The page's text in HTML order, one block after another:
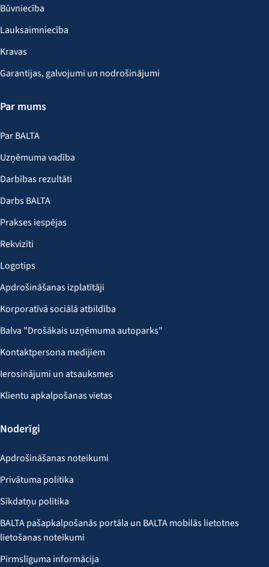
Būvniecība
Lauksaimniecība
Kravas
Garantijas, galvojumi un nodrošinājumi
Par mums
Par BALTA
Uzņēmuma vadība
Darbības rezultāti
Darbs BALTA
Prakses iespējas
Rekvizīti
Logotips
Apdrošināšanas izplatītāji
Korporatīvā sociālā atbildība
Balva "Drošākais uzņēmuma autoparks"
Kontaktpersona medijiem
Ierosinājumi un atsauksmes
Klientu apkalpošanas vietas
Noderīgi
Apdrošināšanas noteikumi
Privātuma politika
Sīkdatņu politika
BALTA pašapkalpošanās portāla un BALTA mobilās lietotnes
lietošanas noteikumi
Pirmslīguma informācija